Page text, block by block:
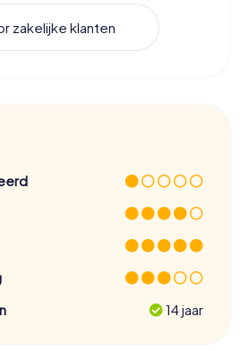
zakelijke klanten
14 jaar